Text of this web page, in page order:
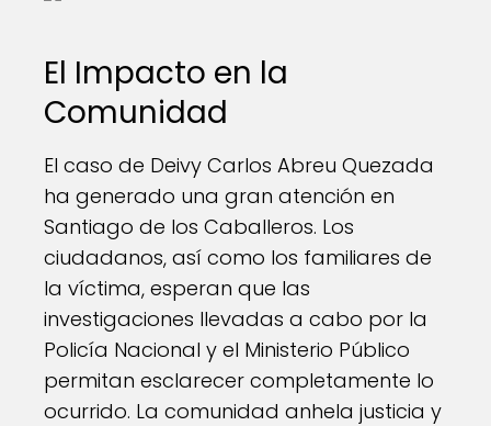
El Impacto en la
Comunidad
El caso de Deivy Carlos Abreu Quezada
ha generado una gran atención en
Santiago de los Caballeros. Los
ciudadanos, así como los familiares de
la víctima, esperan que las
investigaciones llevadas a cabo por la
Policía Nacional y el Ministerio Público
permitan esclarecer completamente lo
ocurrido. La comunidad anhela justicia y